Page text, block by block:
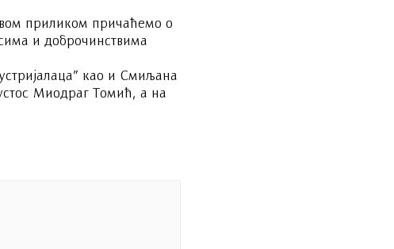
приликом причаћемо о
и доброчинствима
као и Смиљана
Миодраг Томић, а на